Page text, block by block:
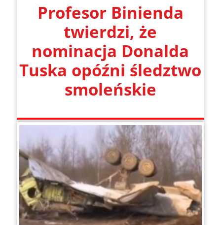
Profesor Binienda
twierdzi, że
nominacja Donalda
Tuska opóźni śledztwo
smoleńskie